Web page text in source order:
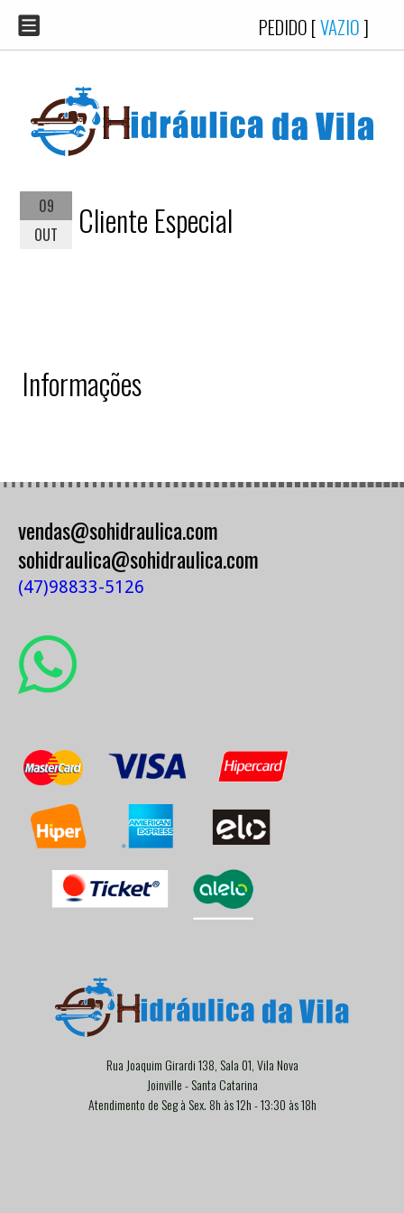
PEDIDO [VAZIO]
09
OUT
Cliente Especial
Informações
vendas@sohidraulica.com
sohidraulica@sohidraulica.com
(47)98833-5126
Rua Joaquim Girardi 138, Sala 01, Vila Nova
Joinville - Santa Catarina
Atendimento de Seg à Sex. 8h às 12h - 13:30 às 18h